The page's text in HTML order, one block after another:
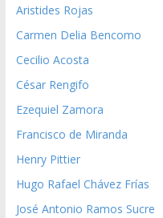
Aristides Rojas
Carmen Delia Bencomo
Cecilio Acosta
César Rengifo
Ezequiel Zamora
Francisco de Miranda
Henry Pittier
Hugo Rafael Chávez Frías
José Antonio Ramos Sucre